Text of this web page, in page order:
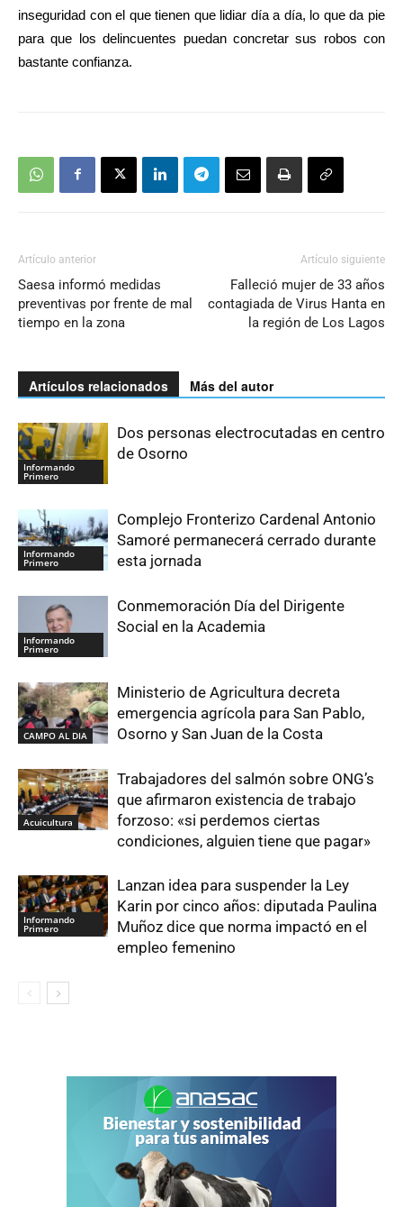
inseguridad con el que tienen que lidiar día a día, lo que da pie
para que los delincuentes puedan concretar sus robos con
bastante confianza.
Artículo anterior
Saesa informó medidas
preventivas por frente de mal
tiempo en la zona
Artículo siguiente
Falleció mujer de 33 años
contagiada de Virus Hanta en
la región de Los Lagos
Artículos relacionados Más del autor
Informando
Primero
Dos personas electrocutadas en centro
de Osorno
Informando
Primero
Complejo Fronterizo Cardenal Antonio
Samoré permanecerá cerrado durante
esta jornada
Informando
Primero
Conmemoración Día del Dirigente
Social en la Academia
CAMPO AL DIA
Ministerio de Agricultura decreta
emergencia agrícola para San Pablo,
Osorno y San Juan de la Costa
Acuicultura
Trabajadores del salmón sobre ONG’s
que afirmaron existencia de trabajo
forzoso: «si perdemos ciertas
condiciones, alguien tiene que pagar»
Informando
Primero
Lanzan idea para suspender la Ley
Karin por cinco años: diputada Paulina
Muñoz dice que norma impactó en el
empleo femenino